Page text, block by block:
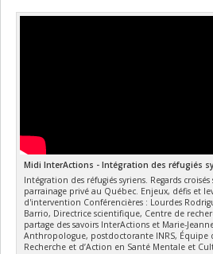
Midi InterActions - Intégration des réfugiés
Intégration des réfugiés syriens. Regards croisés
parrainage privé au Québec. Enjeux, défis et
d'intervention Conférencières : Lourdes
Barrio, Directrice scientifique, Centre de
partage des savoirs InterActions et Marie-
Anthropologue, postdoctorante INRS, Équipe
Recherche et d’Action en Santé Mentale et